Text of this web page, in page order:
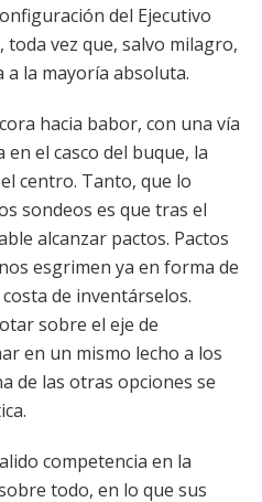
del Ejecutivo
vez que, salvo milagro,
a la mayoría absoluta.
hacia babor, con una vía
el casco del buque, la
centro. Tanto, que lo
sondeos es que tras el
alcanzar pactos. Pactos
esgrimen ya en forma de
de inventárselos.
sobre el eje de
en un mismo lecho a los
de las otras opciones se
competencia en la
todo, en lo que sus